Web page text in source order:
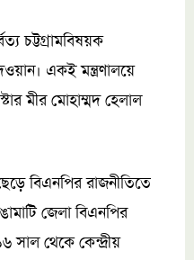
চট্টগ্রামবিষয়ক
একই মন্ত্রণালয়ে
মীর মোহাম্মদ হেলাল
বিএনপির রাজনীতিতে
জেলা বিএনপির
সাল থেকে কেন্দ্রীয়